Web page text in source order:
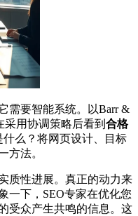
要智能系统。以Barr &
采用协调策略后看到 合格
什么？将网页设计、目标
方法。
质性进展。真正的动力来
一下，SEO专家在优化您
受众产生共鸣的信息。这